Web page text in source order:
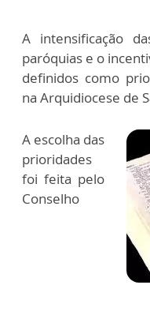
A intensificação
paróquias e o
definidos como
na Arquidiocese de
A escolha das
prioridades
foi feita pelo
Conselho